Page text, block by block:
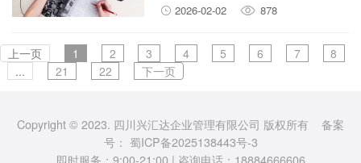
心价值、兴汇达的特色优势以及具体
2026-02-02 878
上一页 1 2 3 4 5 6 7
8
...
21 22 下一页
Copyright © 2023. 四川兴汇达企业管理有限公司 版权所有 备案
号： 蜀ICP备2025138443号-3
即时服务：9:00-21:00 | 咨询电话：18884666606